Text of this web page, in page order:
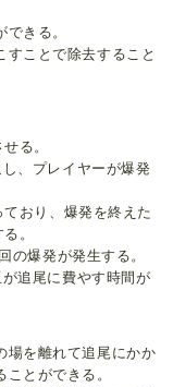
きる。
すことで除去すること
る。
、プレイヤーが爆発
おり、爆発を終えた
。
の爆発が発生する。
追尾に費やす時間が
場を離れて追尾にかか
とができる。